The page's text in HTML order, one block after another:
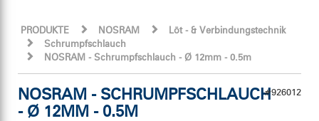
PRODUKTE NOSRAM
Löt - & Verbindungstechnik
Schrumpfschlauch
NOSRAM - Schrumpfschlauch - Ø 12mm - 0.5m
NOSRAM - SCHRUMPFSCHLAUCH
- Ø 12MM - 0.5M
#926012